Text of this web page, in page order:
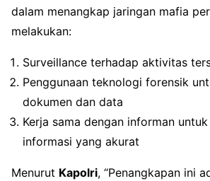
dalam menangkap jaringan mafia
melakukan:
Surveillance terhadap aktivitas
Penggunaan teknologi forensik
dokumen dan data
Kerja sama dengan informan
informasi yang akurat
Menurut Kapolri, “Penangkapan ini